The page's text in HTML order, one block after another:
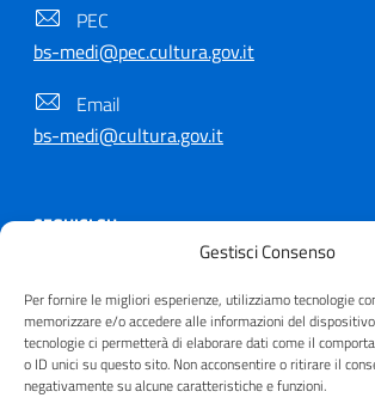
Gestisci Consenso
Per fornire le migliori esperienze, utilizziamo tecnologie
memorizzare e/o accedere alle informazioni del
tecnologie ci permetterà di elaborare dati come il
o ID unici su questo sito. Non acconsentire o ritirare il
negativamente su alcune caratteristiche e funzioni.
PEC
bs-medi@pec.cultura.gov.it
Email
bs-medi@cultura.gov.it
SEGUICI SU
Copyright © 2021 - 2026